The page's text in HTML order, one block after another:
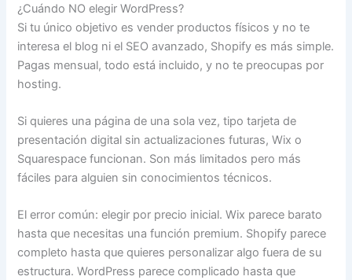
¿Cuándo NO elegir WordPress?
Si tu único objetivo es vender productos físicos y no te
interesa el blog ni el SEO avanzado, Shopify es más simple.
Pagas mensual, todo está incluido, y no te preocupas por
hosting.
Si quieres una página de una sola vez, tipo tarjeta de
presentación digital sin actualizaciones futuras, Wix o
Squarespace funcionan. Son más limitados pero más
fáciles para alguien sin conocimientos técnicos.
El error común: elegir por precio inicial. Wix parece barato
hasta que necesitas una función premium. Shopify parece
completo hasta que quieres personalizar algo fuera de su
estructura. WordPress parece complicado hasta que